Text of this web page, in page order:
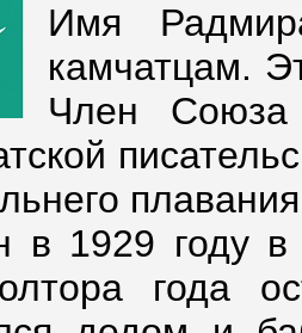
Имя
камчатцам.
Член Союза
в 1929 году
года